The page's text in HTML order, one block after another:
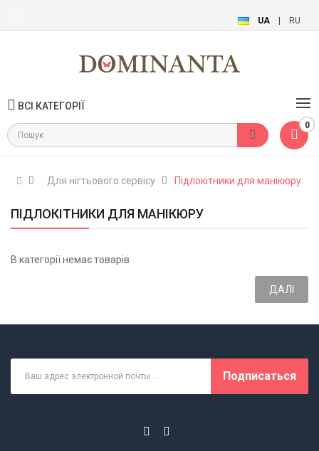
UA RU
ВСІ КАТЕГОРІЇ
0
Для нігтьового сервісу Підлокітники для манікюру
ПІДЛОКІТНИКИ ДЛЯ МАНІКЮРУ
В категорії немає товарів
ДАЛІ
Подписаться